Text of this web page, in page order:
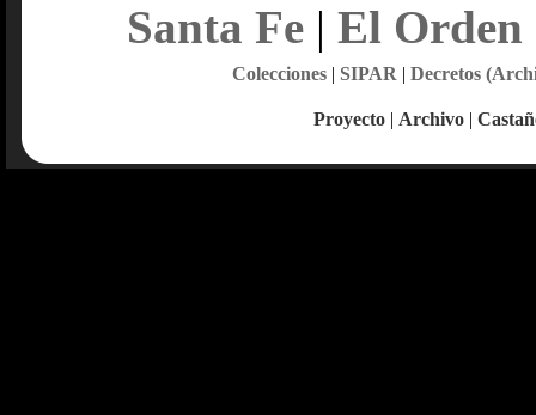
Santa Fe| El Orden
Colecciones| SIPAR | Decretos
Proyecto | Archivo |